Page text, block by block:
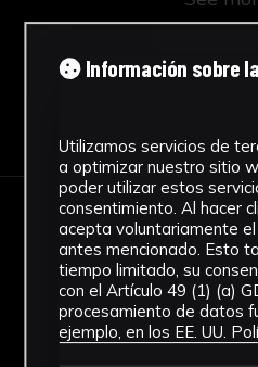
Información sobre
Utilizamos servicios de
a optimizar nuestro sitio
poder utilizar estos
consentimiento. Al hacer
acepta voluntariamente
antes mencionado. Esto
tiempo limitado, su
con el Artículo 49 (1) (a)
procesamiento de datos
ejemplo, en los EE. UU.